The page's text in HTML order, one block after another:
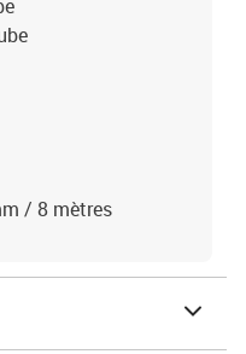
/ 8 mètres